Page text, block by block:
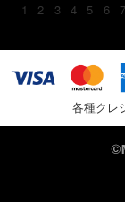
1 2 3 4 5 6 7
各種クレ